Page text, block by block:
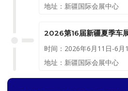
地址：新疆国际会展中心
2026第16届新疆夏季车
时间：2026年6月11日-6月
地址：新疆国际会展中心